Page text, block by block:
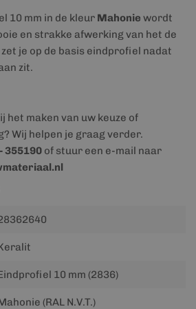
10 mm in de kleur Mahonie wordt
en strakke afwerking van het de
je op de basis eindprofiel nadat
zit.
het maken van uw keuze of
Wij helpen je graag verder.
355190 of stuur een e-mail naar
10 mm (2836)
(RAL N.V.T.)